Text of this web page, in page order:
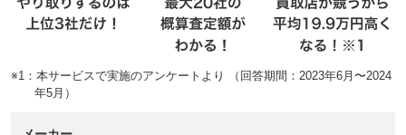
※1：本サービスで実施のアンケートより （回答期間：2023年6月〜2024
年5月）